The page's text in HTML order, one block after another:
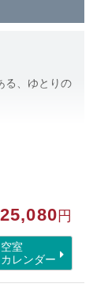
る、ゆとりの
ド」利用
25,080 円
空室
カレンダー